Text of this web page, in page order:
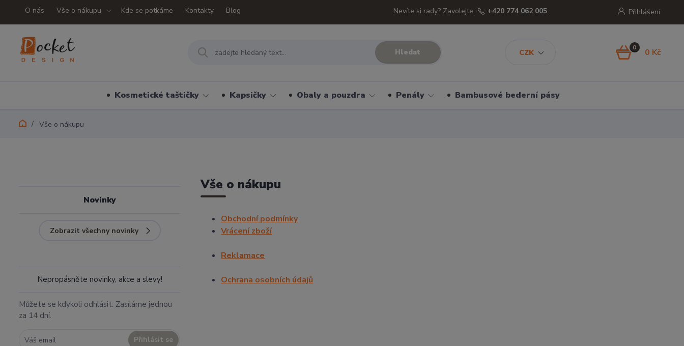
O nás Vše o nákupu Kde se potkáme Kontakty Blog
CZK
Přihlášení
Hledat
Nevíte si rady? Zavolejte. +420 774 062 005
0 0 Kč
Kosmetické taštičky Kapsičky Obaly a pouzdra Penály Bambusové bederní pásy
Vše o nákupu
Novinky
Zobrazit všechny novinky
Nepropásněte novinky, akce a slevy!
Můžete se kdykoli odhlásit. Zasíláme jednou
za 14 dní.
Přihlásit se
Vše o nákupu
Obchodní podmínky
Vrácení zboží
Reklamace
Ochrana osobních údajů